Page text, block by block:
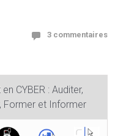
3 commentaires
en CYBER : Auditer,
Former et Informer